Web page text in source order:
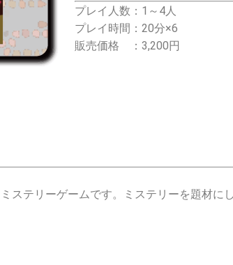
プレイ人数：1～4人
プレイ時間：20分×6
販売価格 ：3,200円
ステリーゲームです。ミステリーを題材に